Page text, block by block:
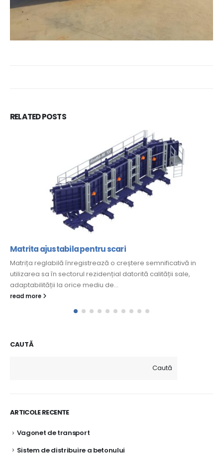
RELATEDPOSTS
Matrita ajustabila pentru scari
Matrița reglabilă înregistrează o creștere semnificativă in
utilizarea sa în sectorul rezidențial datorită calității sale,
adaptabilității la orice mediu de...
read more
CAUTĂ
Caută
ARTICOLE RECENTE
Vagonet de transport
Sistem de distribuire a betonului